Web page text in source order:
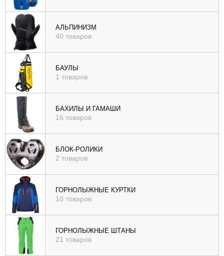
АЛЬПИНИЗМ
40 товаров
БАУЛЫ
1 товаров
БАХИЛЫ И ГАМАШИ
16 товаров
БЛОК-РОЛИКИ
2 товаров
ГОРНОЛЫЖНЫЕ КУРТКИ
10 товаров
ГОРНОЛЫЖНЫЕ ШТАНЫ
21 товаров